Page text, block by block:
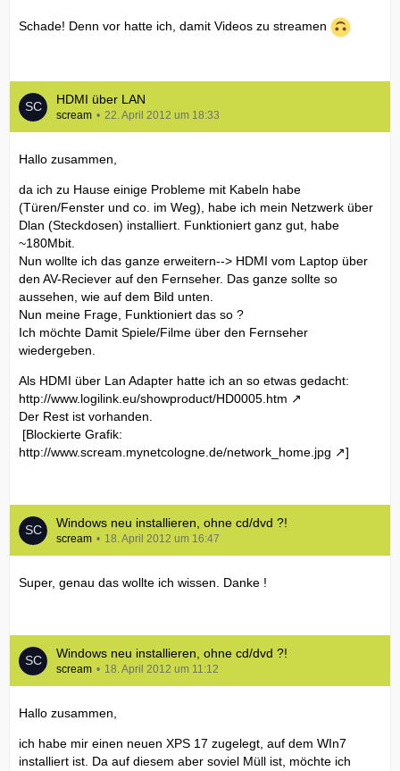
Schade! Denn vor hatte ich, damit Videos zu streamen
HDMI über LAN
scream 22. April 2012 um 18:33
Hallo zusammen,
da ich zu Hause einige Probleme mit Kabeln habe
(Türen/Fenster und co. im Weg), habe ich mein Netzwerk über
Dlan (Steckdosen) installiert. Funktioniert ganz gut, habe
~180Mbit.
Nun wollte ich das ganze erweitern--> HDMI vom Laptop über
den AV-Reciever auf den Fernseher. Das ganze sollte so
aussehen, wie auf dem Bild unten.
Nun meine Frage, Funktioniert das so ?
Ich möchte Damit Spiele/Filme über den Fernseher
wiedergeben.
Als HDMI über Lan Adapter hatte ich an so etwas gedacht:
http://www.logilink.eu/showproduct/HD0005.htm
Der Rest ist vorhanden.
[Blockierte Grafik:
http://www.scream.mynetcologne.de/network_home.jpg
]
Windows neu installieren, ohne cd/dvd ?!
scream 18. April 2012 um 16:47
Super, genau das wollte ich wissen. Danke !
Windows neu installieren, ohne cd/dvd ?!
scream 18. April 2012 um 11:12
Hallo zusammen,
ich habe mir einen neuen XPS 17 zugelegt, auf dem WIn7
installiert ist. Da auf diesem aber soviel Müll ist, möchte ich